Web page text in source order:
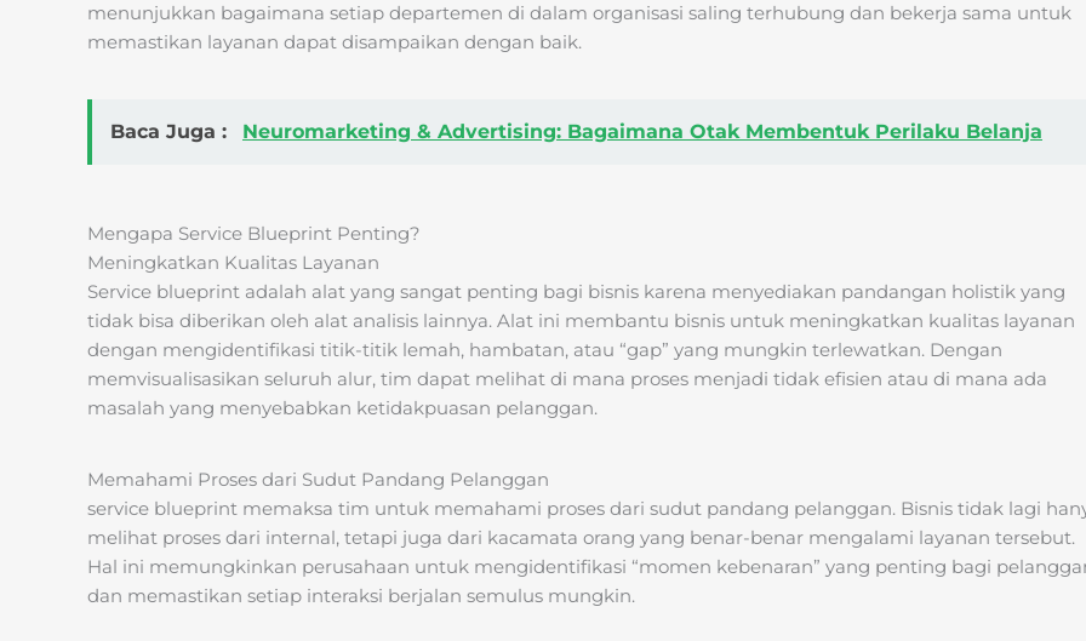
menunjukkan bagaimana setiap departemen di dalam organisasi saling terhubung dan bekerja sama untuk
memastikan layanan dapat disampaikan dengan baik.
Baca Juga : Neuromarketing & Advertising: Bagaimana Otak Membentuk Perilaku Belanja
Mengapa Service Blueprint Penting?
Meningkatkan Kualitas Layanan
Service blueprint adalah alat yang sangat penting bagi bisnis karena menyediakan pandangan holistik yang
tidak bisa diberikan oleh alat analisis lainnya. Alat ini membantu bisnis untuk meningkatkan kualitas layanan
dengan mengidentifikasi titik-titik lemah, hambatan, atau “gap” yang mungkin terlewatkan. Dengan
memvisualisasikan seluruh alur, tim dapat melihat di mana proses menjadi tidak efisien atau di mana ada
masalah yang menyebabkan ketidakpuasan pelanggan.
Memahami Proses dari Sudut Pandang Pelanggan
service blueprint memaksa tim untuk memahami proses dari sudut pandang pelanggan. Bisnis tidak lagi
melihat proses dari internal, tetapi juga dari kacamata orang yang benar-benar mengalami layanan tersebut.
Hal ini memungkinkan perusahaan untuk mengidentifikasi “momen kebenaran” yang penting bagi
dan memastikan setiap interaksi berjalan semulus mungkin.